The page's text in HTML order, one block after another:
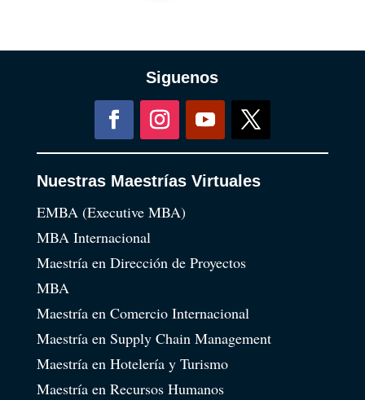
Siguenos
Nuestras Maestrías Virtuales
EMBA (Executive MBA)
MBA Internacional
Maestría en Dirección de Proyectos
MBA
Maestría en Comercio Internacional
Maestría en Supply Chain Management
Maestría en Hotelería y Turismo
Maestría en Recursos Humanos